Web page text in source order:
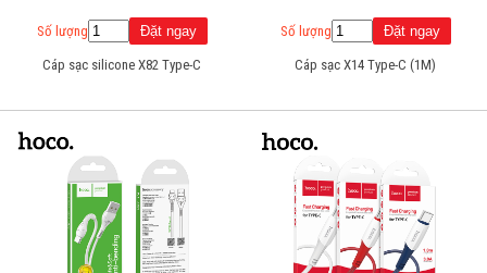
Số lượng
Cáp sạc silicone X82 Type-C
Số lượng
Cáp sạc X14 Type-C (1M)